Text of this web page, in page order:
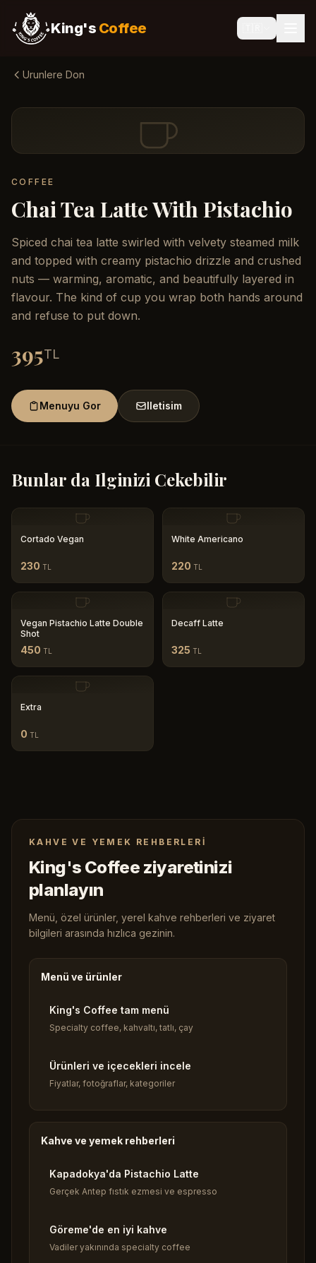
King's Coffee
Urunlere Don
COFFEE
Chai Tea Latte With Pistachio
Spiced chai tea latte swirled with velvety steamed milk
and topped with creamy pistachio drizzle and crushed
nuts — warming, aromatic, and beautifully layered in
flavour. The kind of cup you wrap both hands around
and refuse to put down.
395TL
Menuyu Gor Iletisim
Bunlar da Ilginizi Cekebilir
Cortado Vegan
230 TL
White Americano
220 TL
Vegan Pistachio Latte Double
Shot
450 TL
Decaff Latte
325 TL
Extra
0 TL
KAHVE VE YEMEK REHBERLERI
King's Coffee ziyaretinizi
planlayın
Menü, özel ürünler, yerel kahve rehberleri ve ziyaret
bilgileri arasında hızlıca gezinin.
Menü ve ürünler
King's Coffee tam menü
Specialty coffee, kahvaltı, tatlı, çay
Ürünleri ve içecekleri incele
Fiyatlar, fotoğraflar, kategoriler
Kahve ve yemek rehberleri
Kapadokya'da Pistachio Latte
Gerçek Antep fıstık ezmesi ve espresso
Göreme'de en iyi kahve
Vadiler yakınında specialty coffee